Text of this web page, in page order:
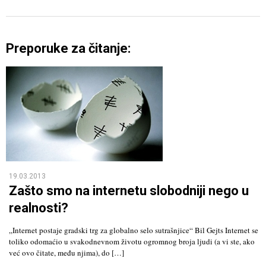
Preporuke za čitanje:
19.03.2013
Zašto smo na internetu slobodniji nego u
realnosti?
„Internet postaje gradski trg za globalno selo sutrašnjice“ Bil Gejts Internet se
toliko odomaćio u svakodnevnom životu ogromnog broja ljudi (a vi ste, ako
već ovo čitate, među njima), do […]